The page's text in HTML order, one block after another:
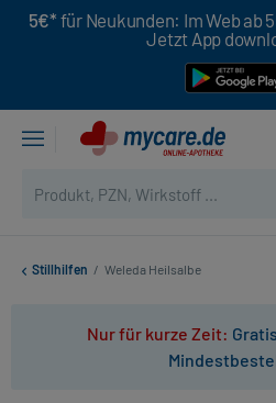
5€* für Neukunden: Im Web ab
Jetzt App
Stillhilfen / Weleda Heilsalbe
Nur für kurze Zeit: